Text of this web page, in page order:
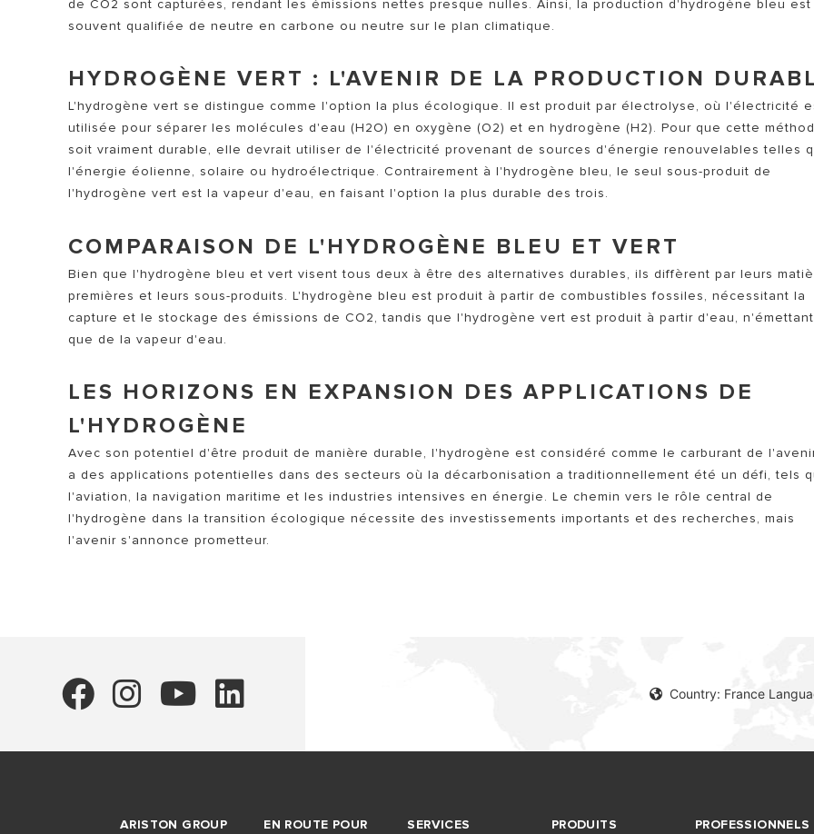
de CO2 sont capturées, rendant les émissions nettes presque nulles. Ainsi, la production d'hydrogène bleu est
souvent qualifiée de neutre en carbone ou neutre sur le plan climatique.
HYDROGÈNE VERT : L'AVENIR DE LA PRODUCTION
L'hydrogène vert se distingue comme l'option la plus écologique. Il est produit par électrolyse, où l'électricité
utilisée pour séparer les molécules d'eau (H2O) en oxygène (O2) et en hydrogène (H2). Pour que cette
soit vraiment durable, elle devrait utiliser de l'électricité provenant de sources d'énergie renouvelables telles
l'énergie éolienne, solaire ou hydroélectrique. Contrairement à l'hydrogène bleu, le seul sous-produit de
l'hydrogène vert est la vapeur d'eau, en faisant l'option la plus durable des trois.
COMPARAISON DE L'HYDROGÈNE BLEU ET VERT
Bien que l'hydrogène bleu et vert visent tous deux à être des alternatives durables, ils diffèrent par leurs
premières et leurs sous-produits. L'hydrogène bleu est produit à partir de combustibles fossiles, nécessitant la
capture et le stockage des émissions de CO2, tandis que l'hydrogène vert est produit à partir d'eau, n'émettant
que de la vapeur d'eau.
LES HORIZONS EN EXPANSION DES APPLICATIONS DE
L'HYDROGÈNE
Avec son potentiel d'être produit de manière durable, l'hydrogène est considéré comme le carburant de
a des applications potentielles dans des secteurs où la décarbonisation a traditionnellement été un défi, tels
l'aviation, la navigation maritime et les industries intensives en énergie. Le chemin vers le rôle central de
l'hydrogène dans la transition écologique nécessite des investissements importants et des recherches, mais
l'avenir s'annonce prometteur.
Country: France
ARISTON GROUP
EN ROUTE POUR
SERVICES PRODUITS PROFESSIONNELS